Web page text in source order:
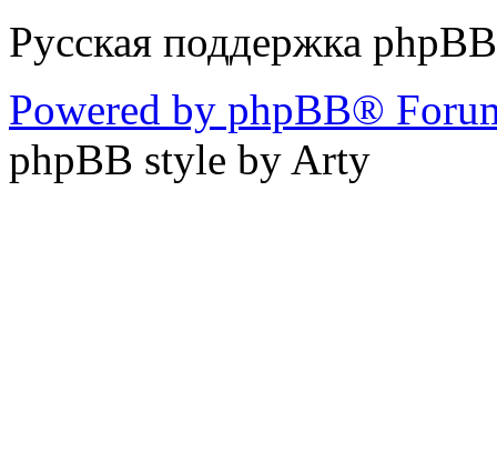
Русская поддержка phpBB
Powered by phpBB®
phpBB style by Arty